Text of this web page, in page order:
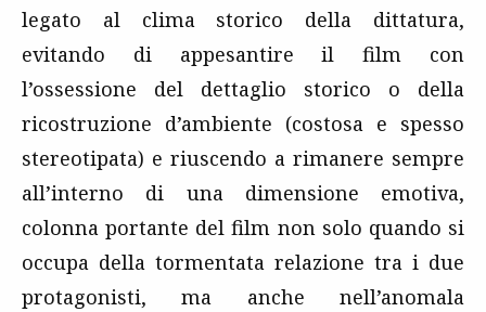
legato al clima storico della dittatura,
evitando di appesantire il film con
l’ossessione del dettaglio storico o della
ricostruzione d’ambiente (costosa e spesso
stereotipata) e riuscendo a rimanere sempre
all’interno di una dimensione emotiva,
colonna portante del film non solo quando si
occupa della tormentata relazione tra i due
protagonisti, ma anche nell’anomala